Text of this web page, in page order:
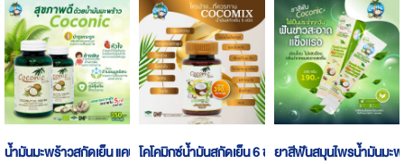
น้ำมันมะพร้าวสกัดเย็น แคปซูลโคโคมิกซ์น้ำมันสกัดเย็น 6 ชนิดยาสีฟันสมุนไพรน้ำมันมะพ